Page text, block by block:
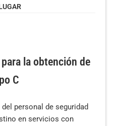
la obtención de
C
personal de seguridad
en servicios con